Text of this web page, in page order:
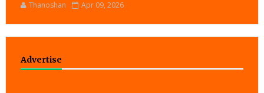
Thanoshan Apr 09, 2026
Advertise